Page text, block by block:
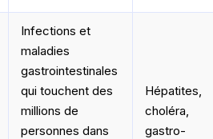
Infections et
maladies
gastrointestinales
qui touchent des
millions de
personnes dans
Hépatites,
choléra,
gastro-